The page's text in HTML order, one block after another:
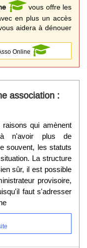
vous offre les
en plus un accès
aidera à dénouer
Online
association :
qui amènent
à n'avoir plus de
souvent, les statuts
La structure
sûr, il est possible
provisoire,
faut s'adresser